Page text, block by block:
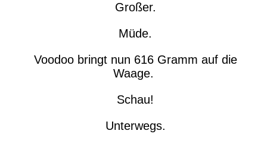
Großer.
Müde.
Voodoo bringt nun 616 Gramm auf die
Waage.
Schau!
Unterwegs.